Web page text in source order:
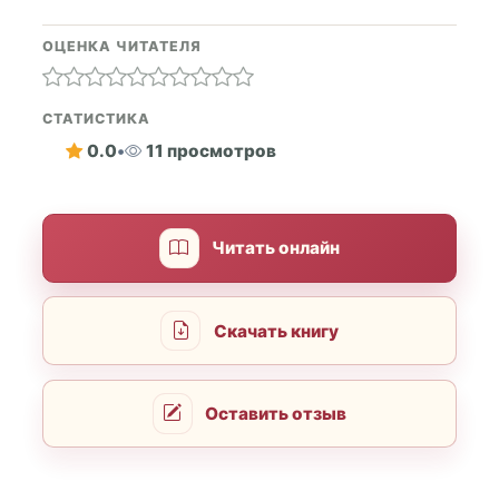
ОЦЕНКА ЧИТАТЕЛЯ
СТАТИСТИКА
0.0• 11 просмотров
Читать онлайн
Скачать книгу
Оставить отзыв